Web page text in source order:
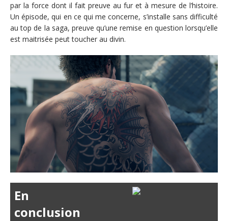
par la force dont il fait preuve au fur et à mesure de l’histoire.
Un épisode, qui en ce qui me concerne, s’installe sans difficulté
au top de la saga, preuve qu’une remise en question lorsqu’elle
est maitrisée peut toucher au divin.
En
conclusion